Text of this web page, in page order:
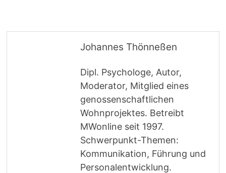
Johannes Thönneßen
Dipl. Psychologe, Autor,
Moderator, Mitglied eines
genossenschaftlichen
Wohnprojektes. Betreibt
MWonline seit 1997.
Schwerpunkt-Themen:
Kommunikation, Führung und
Personalentwicklung.